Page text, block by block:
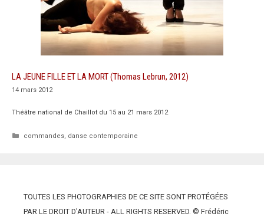
LA JEUNE FILLE ET LA MORT (Thomas Lebrun, 2012)
14 mars 2012
Théâtre national de Chaillot du 15 au 21 mars 2012
Catégories
commandes, danse contemporaine
TOUTES LES PHOTOGRAPHIES DE CE SITE SONT PROTÉGÉES
PAR LE DROIT D'AUTEUR - ALL RIGHTS RESERVED. © Frédéric